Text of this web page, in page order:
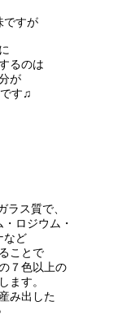
ですが
るのは
が
す♫
ラス質で、
ロジウム・
など
ことで
７色以上の
ます。
み出した